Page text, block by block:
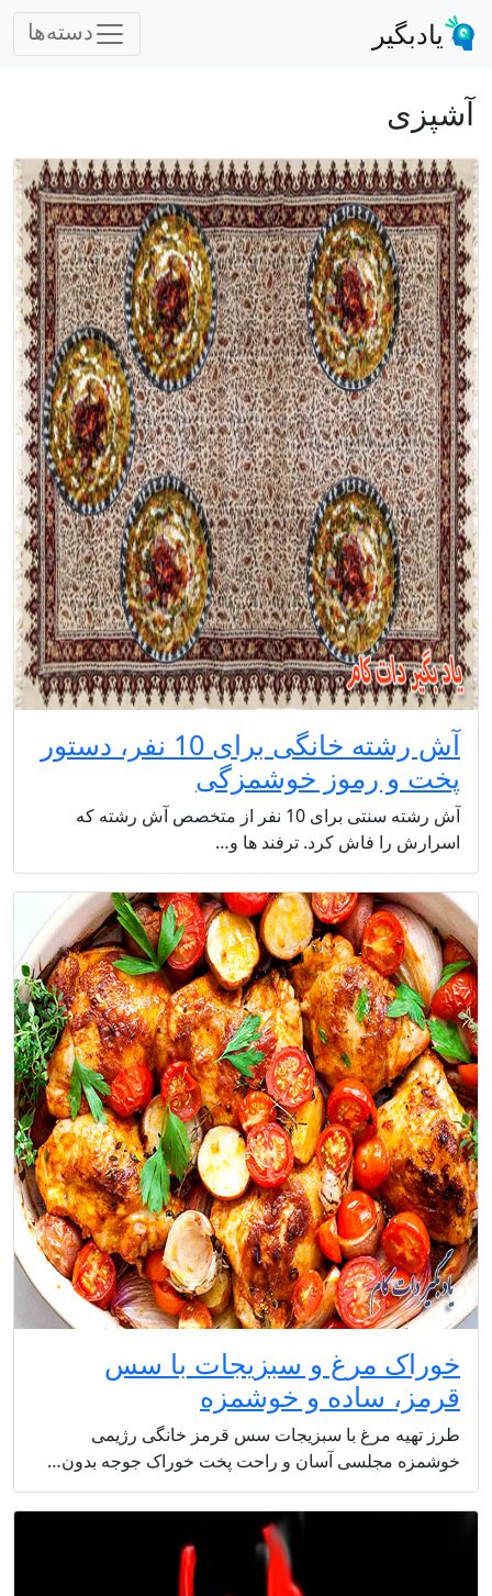
یادبگیر دسته‌ها
آشپزی
آش رشته خانگی برای 10 نفر، دستور
پخت و رموز خوشمزگی
آش رشته سنتی برای 10 نفر از متخصص آش رشته که
اسرارش را فاش کرد. ترفند ها و…
خوراک مرغ و سبزیجات با سس
قرمز، ساده و خوشمزه
طرز تهیه مرغ با سبزیجات سس قرمز خانگی رژیمی
خوشمزه مجلسی آسان و راحت پخت خوراک جوجه بدون…